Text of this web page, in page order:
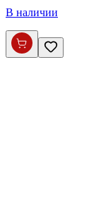
В наличии